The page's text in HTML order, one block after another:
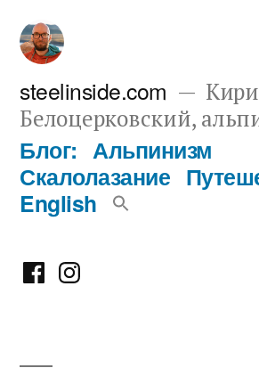
Перейти
содержимому
steelinside.com
Белоцерковский,
Блог: Альпинизм
Скалолазание
English
ФейсбукИнстаграм